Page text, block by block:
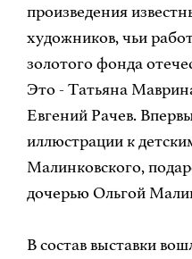
произведения
художников, чьи
золотого фонда
Это - Татьяна
Евгений Рачев.
иллюстрации к
Малинковского,
дочерью Ольгой
В состав выставки